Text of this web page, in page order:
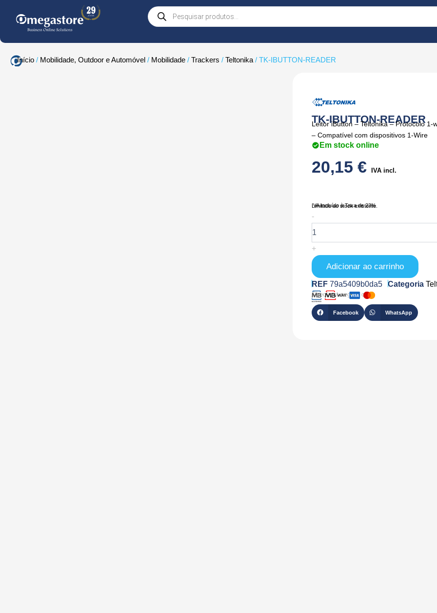
Products
search
Início / Mobilidade, Outdoor e Automóvel / Mobilidade /Trackers /Teltonika / TK-IBUTTON-READER
TK-IBUTTON-READER
Leitor iButton – Teltonika – Protocolo
– Compatível com dispositivos 1-Wire
Em stock online
20,15€ IVA incl.
IVA Incluído à Taxa de 23%
Limitado ao stock existente.
-
de
TK-
IBUTTON-
READER
+
Adicionar ao carrinho
REF79a5409b0da5 Categoria
Checkout seguro com
Facebook WhatsApp